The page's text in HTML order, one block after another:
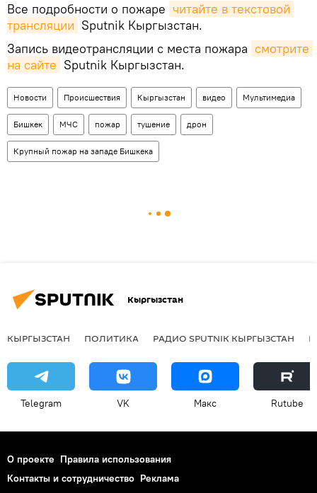
Все подробности о пожаре читайте в текстовой
трансляции Sputnik Кыргызстан.
Запись видеотрансляции с места пожара смотрите
на сайте Sputnik Кыргызстан.
Новости Происшествия Кыргызстан видео Мультимедиа
Бишкек МЧС пожар тушение дрон
Крупный пожар на западе Бишкека
Кыргызстан
КЫРГЫЗСТАН ПОЛИТИКА РАДИО SPUTNIK КЫРГЫЗСТАН
Telegram VK Макс Rutube
О проекте Правила использования
Контакты и сотрудничество Реклама